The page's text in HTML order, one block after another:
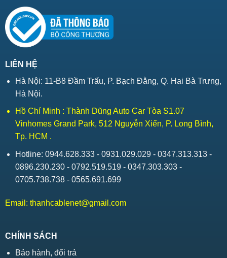
LIÊN HỆ
Hà Nội: 11-B8 Đầm Trấu, P. Bạch Đằng, Q. Hai Bà Trưng,
Hà Nội.
Hồ Chí Minh : Thành Dũng Auto Car Tòa S1.07
Vinhomes Grand Park, 512 Nguyễn Xiển, P. Long Bình,
Tp. HCM .
Hotline: 0944.628.333 - 0931.029.029 - 0347.313.313 -
0896.230.230 - 0792.519.519 - 0347.303.303 -
0705.738.738 - 0565.691.699
Email: thanhcablenet@gmail.com
CHÍNH SÁCH
Bảo hành, đổi trả